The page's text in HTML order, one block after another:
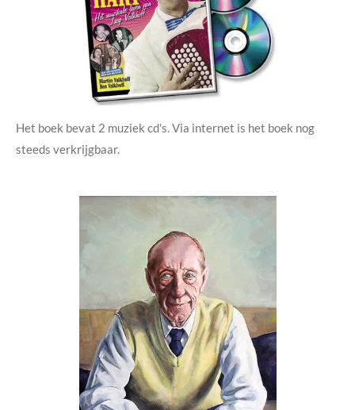
Het boek bevat 2 muziek cd's. Via internet is het boek nog
steeds verkrijgbaar.